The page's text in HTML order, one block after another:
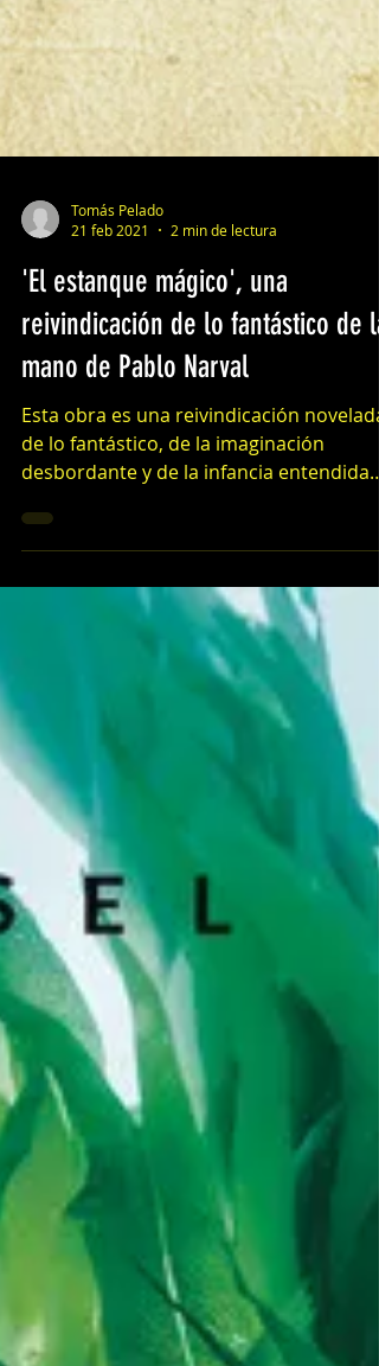
Tomás Pelado
21 feb 2021
2 min de lectura
'El estanque mágico', una
reivindicación de lo fantástico de la
mano de Pablo Narval
Esta obra es una reivindicación novelada
de lo fantástico, de la imaginación
desbordante y de la infancia entendida